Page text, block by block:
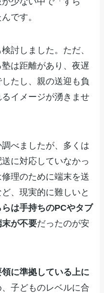
です。
討しました。ただ、
は距離があり、夜遅
たし、親の送迎も負
イメージが湧きませ
べましたが、多くは
に対応していなかっ
理のために端末を送
、現実的に難しいと
らは手持ちのPCやタブ
が不要だったのが安
に準拠している上に
、子どものレベルに合